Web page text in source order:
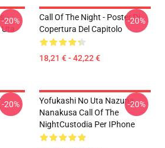
-
-20%
Call Of The Night - Poster Di
Copertura Del Capitolo
18,21 € - 42,22 €
-20%
-20%
Yofukashi No Uta Nazuna
Nanakusa Call Of The
NightCustodia Per IPhone
-20%